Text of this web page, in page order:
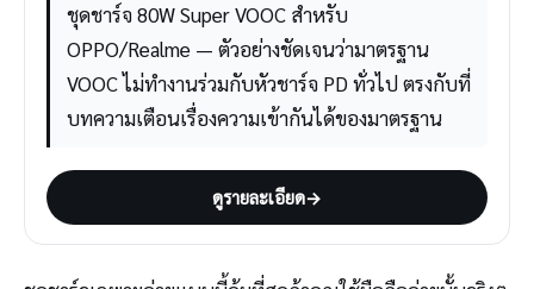
ชุดชาร์จ 80W Super VOOC สำหรับ
OPPO/Realme — ตัวอย่างชัดเจนว่ามาตรฐาน
VOOC ไม่ทำงานร่วมกับหัวชาร์จ PD ทั่วไป ตรงกับที่
บทความเตือนเรื่องความเข้ากันได้ของมาตรฐาน
ดูรายละเอียด→